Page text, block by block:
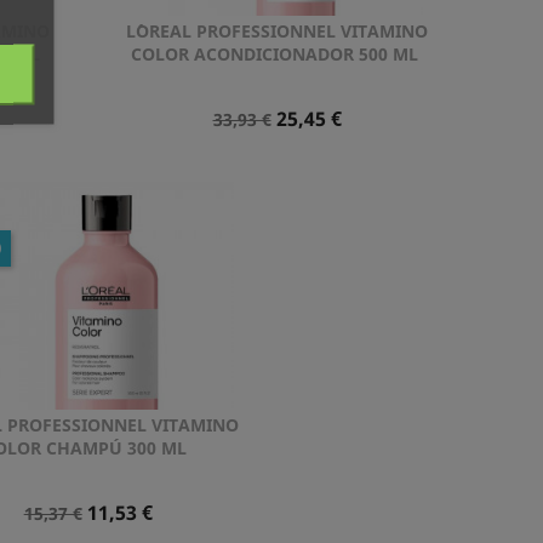
ML
L´OREAL PROFESSIONNEL VITAMINO
COLOR ACONDICIONADOR 500 ML
Precio
33,93 € Precio
25,45 €
Vista rápida
PROFESSIONNEL VITAMINO
CHAMPÚ 300 ML
Precio
15,37 € Precio
11,53 €
Vista rápida